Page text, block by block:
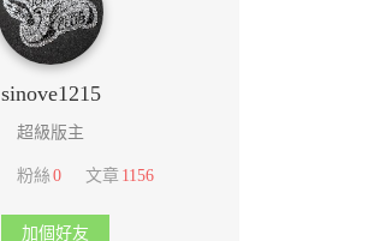
sinove1215
超級版主
粉絲 0 文章 1156
加個好友